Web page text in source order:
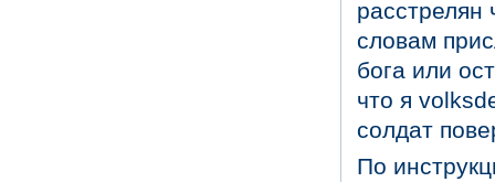
расстрелян
словам
бога или
что я
солдат
По